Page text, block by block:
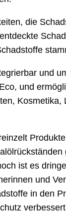
die
und
und
ist es
und
in den